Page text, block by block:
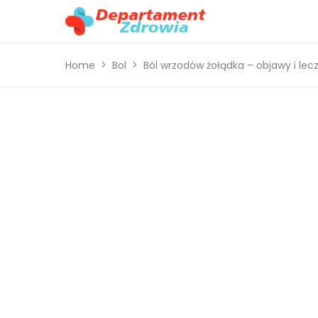
Home Bol Ból wrzodów żołądka – objawy i